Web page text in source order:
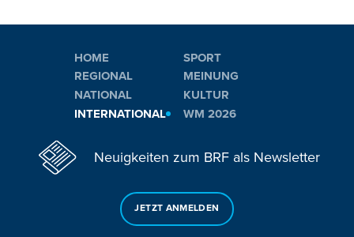
HOME
REGIONAL
NATIONAL
INTERNATIONAL
SPORT
MEINUNG
KULTUR
WM 2026
Neuigkeiten zum BRF als Newsletter
JETZT ANMELDEN